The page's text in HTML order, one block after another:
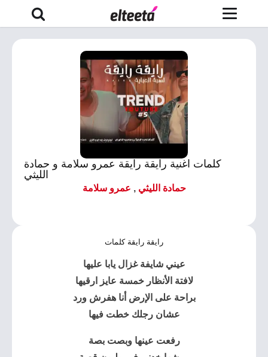
كلمات اغنية رايقة رايقة عمرو سلامة و حمادة
الليثي
حمادة الليثي , عمرو سلامة
رايقة رايقة كلمات
عيني شايفة غزال يابا عليها
لافتة الأنظار خمسة عايز ارقيها
براحة على الإرض أنا هفرش ورد
عشان رجلك خطت فيها
رفعت عينها وبصت بصة